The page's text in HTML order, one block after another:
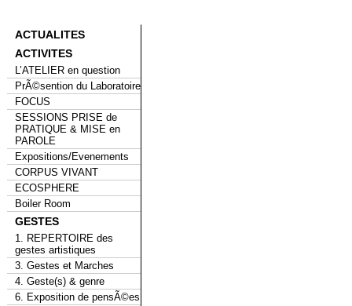
ACTUALITES
ACTIVITES
L’ATELIER en question
PrÃ©sention du Laboratoire
FOCUS
SESSIONS PRISE de
PRATIQUE & MISE en
PAROLE
Expositions/Evenements
CORPUS VIVANT
ECOSPHERE
Boiler Room
GESTES
1. REPERTOIRE des
gestes artistiques
3. Gestes et Marches
4. Geste(s) & genre
6. Exposition de pensÃ©es